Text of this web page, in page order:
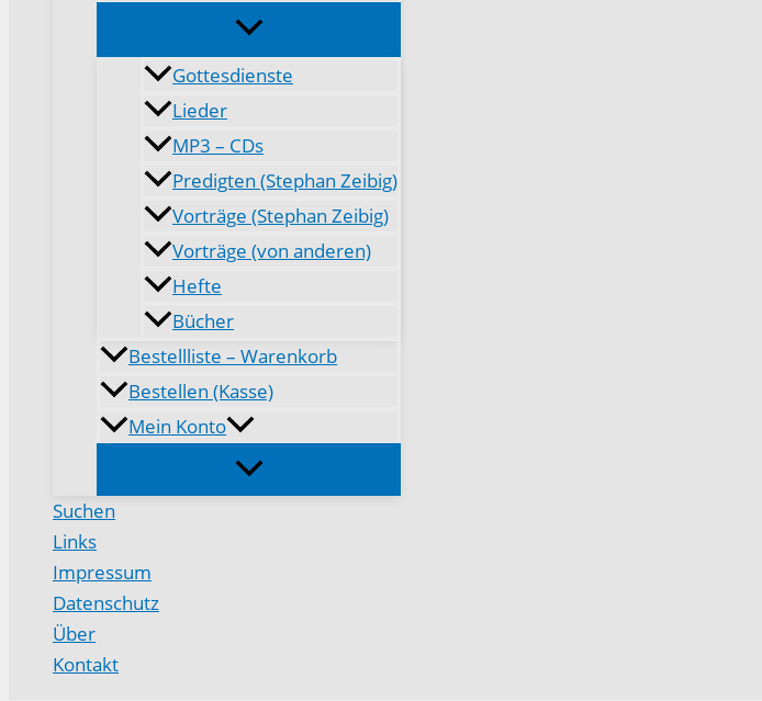
Gottesdienste
Lieder
MP3 – CDs
Predigten (Stephan Zeibig)
Vorträge (Stephan Zeibig)
Vorträge (von anderen)
Hefte
Bücher
Bestellliste – Warenkorb
Bestellen (Kasse)
Mein Konto
Suchen
Links
Impressum
Datenschutz
Über
Kontakt